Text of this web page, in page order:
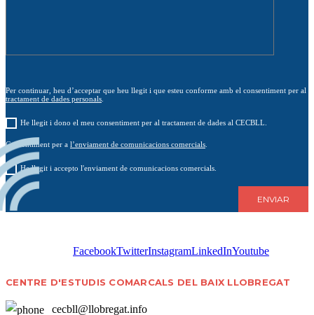
Per continuar, heu d’acceptar que heu llegit i que esteu conforme amb el consentiment per al
tractament de dades personals
He llegit i dono el meu consentiment per al tractament de dades al CECBLL.
Consentiment per a l’enviament de comunicacions comercials
He llegit i accepto l'enviament de comunicacions comercials.
FacebookTwitterInstagramLinkedInYoutube
CENTRE D'ESTUDIS COMARCALS DEL BAIX LLOBREGAT
cecbll@llobregat.info